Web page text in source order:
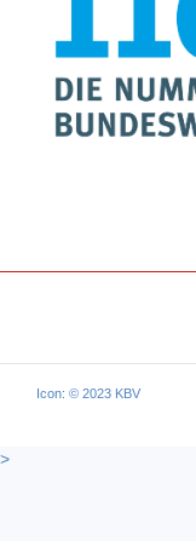
Icon: © 2023 KBV
>